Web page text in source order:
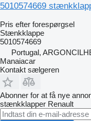
5010574669
Pris efter forespørgsel
Stænkklappe
5010574669
Portugal,
Manaiacar
Kontakt sælgeren
Abonner for at få nye
stænkklapper Renault